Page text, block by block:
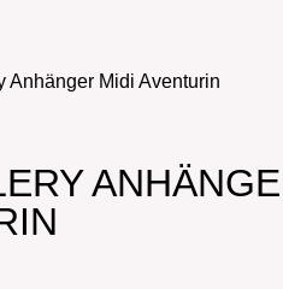
Anhänger Midi Aventurin